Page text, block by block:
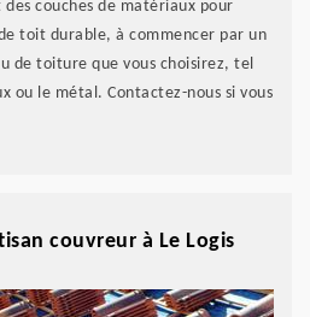
couches de matériaux pour
toit durable, à commencer par un
de toiture que vous choisirez, tel
ou le métal. Contactez-nous si vous
couvreur à Le Logis